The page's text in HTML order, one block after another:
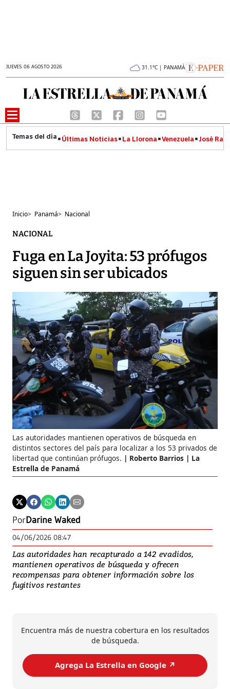
JUEVES 06 AGOSTO 2026 31.1°C | PANAMÁ
Últimas Noticias La Llorona Venezuela José
Inicio> Panamá> Nacional
NACIONAL
Fuga en La Joyita: 53 prófugos
siguen sin ser ubicados
Las autoridades mantienen operativos de búsqueda en
distintos sectores del país para localizar a los 53 privados de
libertad que continúan prófugos.
Roberto Barrios | La
Estrella de Panamá
PorDarine Waked
04/06/2026 08:47
Las autoridades han recapturado a 142 evadidos,
mantienen operativos de búsqueda y ofrecen
recompensas para obtener información sobre los
fugitivos restantes
Encuentra más de nuestra cobertura en los resultados
de búsqueda.
Agrega La Estrella en Google ↗️